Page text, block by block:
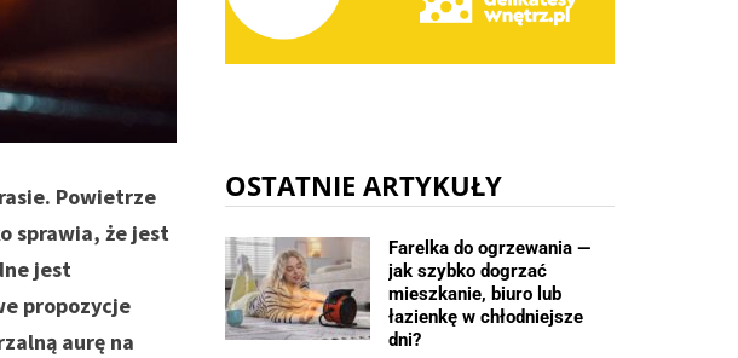
Powietrze
sprawia, że jest
jest
propozycje
aurę na
OSTATNIE ARTYKUŁY
Farelka do ogrzewania —
jak szybko dogrzać
mieszkanie, biuro lub
łazienkę w chłodniejsze
dni?